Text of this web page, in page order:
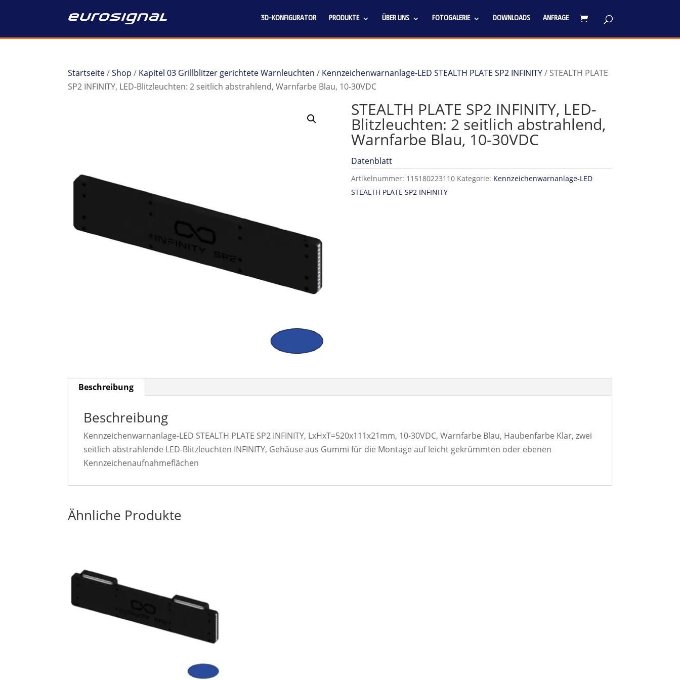
3D-KONFIGURATOR PRODUKTE ÜBER UNS FOTOGALERIE DOWNLOADS ANFRAGE
Startseite/Shop / Kapitel 03 Grillblitzer gerichtete Warnleuchten / Kennzeichenwarnanlage-LED STEALTH PLATE SP2 INFINITY/ STEALTH PLATE
SP2 INFINITY, LED-Blitzleuchten: 2 seitlich abstrahlend, Warnfarbe Blau, 10-30VDC
STEALTH PLATE SP2 INFINITY, LED-
Blitzleuchten: 2 seitlich abstrahlend,
Warnfarbe Blau, 10-30VDC
Datenblatt
Artikelnummer: 115180223110 Kategorie: Kennzeichenwarnanlage-LED
STEALTH PLATE SP2 INFINITY
Beschreibung
Beschreibung
Kennzeichenwarnanlage-LED STEALTH PLATE SP2 INFINITY, LxHxT=520x111x21mm, 10-30VDC, Warnfarbe Blau, Haubenfarbe Klar, zwei
seitlich abstrahlende LED-Blitzleuchten INFINITY, Gehäuse aus Gummi für die Montage auf leicht gekrümmten oder ebenen
Kennzeichenaufnahmeflächen
Ähnliche Produkte